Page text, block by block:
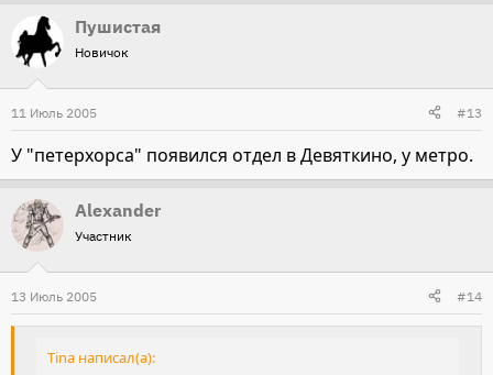
звоните, буду рада посетить дружественную конюшню!
Единственно со временем могу пролететь... но вы
Пушистая
Новичок
11 Июль 2005 #13
У "петерхорса" появился отдел в Девяткино, у метро.
Alexander
Участник
13 Июль 2005 #14
Tina написал(а):